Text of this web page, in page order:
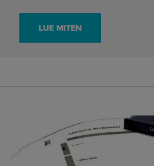
LUE MITEN